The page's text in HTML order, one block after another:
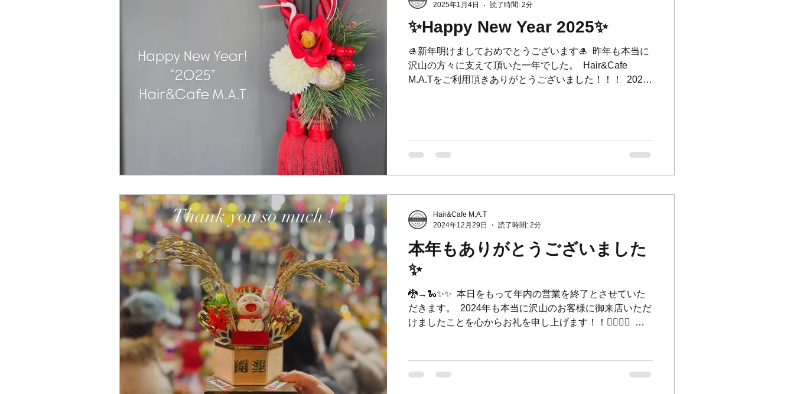
✨Happy New Year 2025✨
🎍新年明けましておめでとうございます🎍 ⁡ 昨年も本当に
沢山の方々に支えて頂いた一年でした。 ⁡ Hair&Cafe
M.A.Tをご利用頂きありがとうございました！！！ ⁡ 2025
2025年1月4日
読了時間: 2分
本年もありがとうございました
✨
🐉→🐍✨✨ ⁡ 本日をもって年内の営業を終了とさせていた
だきます。 ⁡ 2024年も本当に沢山のお客様に御来店いただ
けましたことを心からお礼を申し上げます！！🙇‍♂️🙇‍♀️ ⁡ 来
Hair&Cafe M.A.T
2024年12月29日
読了時間: 2分